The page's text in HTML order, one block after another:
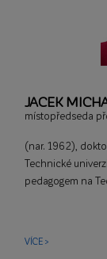
JACEK
místopředseda
(nar. 1962),
Technické
pedagogem na
VÍCE >